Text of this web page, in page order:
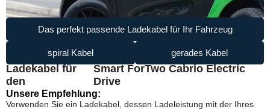
Das perfekt passende Ladekabel für Ihr Fahrzeug
spiral Kabel gerades Kabel
Ladekabel für
den
Smart ForTwo Cabrio Electric
Drive
Unsere Empfehlung:
Verwenden Sie ein Ladekabel, dessen Ladeleistung mit der Ihres